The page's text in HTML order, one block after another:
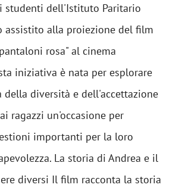
studenti dell'Istituto Paritario
assistito alla proiezione del film
rosa" al cinema
iniziativa è nata per esplorare
della diversità e dell'accettazione
ragazzi un'occasione per
importanti per la loro
La storia di Andrea e il
diversi Il film racconta la storia